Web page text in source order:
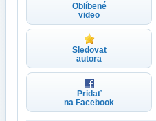
Oblíbené
video
Sledovat
autora
Pridať
na Facebook